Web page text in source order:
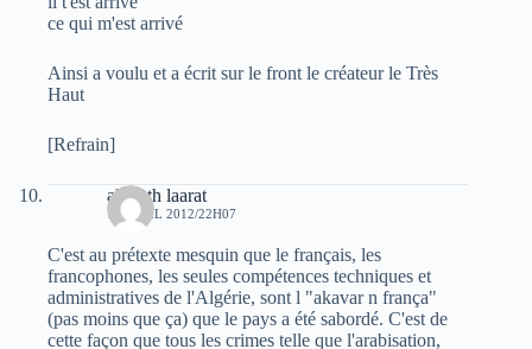
ce qui m'est arrivé
Ainsi a voulu et a écrit sur le front le créateur le Très
Haut
[Refrain]
akli ath laarat
13 AVRIL 2012/22H07
C'est au prétexte mesquin que le français, les
francophones, les seules compétences techniques et
administratives de l'Algérie, sont l "akavar n frança"
(pas moins que ça) que le pays a été sabordé. C'est de
cette façon que tous les crimes telle que l'arabisation,